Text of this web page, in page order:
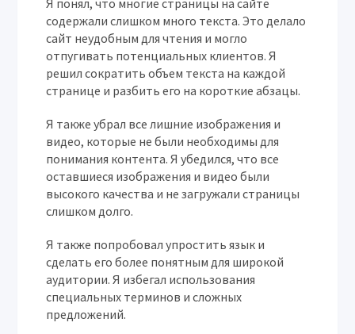
Я понял, что многие страницы на сайте
содержали слишком много текста. Это делало
сайт неудобным для чтения и могло
отпугивать потенциальных клиентов. Я
решил сократить объем текста на каждой
странице и разбить его на короткие абзацы.
Я также убрал все лишние изображения и
видео, которые не были необходимы для
понимания контента. Я убедился, что все
оставшиеся изображения и видео были
высокого качества и не загружали страницы
слишком долго.
Я также попробовал упростить язык и
сделать его более понятным для широкой
аудитории. Я избегал использования
специальных терминов и сложных
предложений.